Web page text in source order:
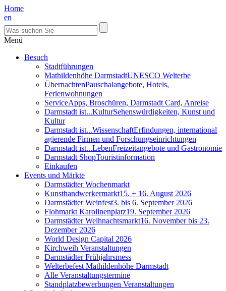
Home
en
Menü
Besuch
Stadtführungen
Mathildenhöhe DarmstadtUNESCO Welterbe
ÜbernachtenPauschalangebote, Hotels,
Ferienwohnungen
ServiceApps, Broschüren, Darmstadt Card, Anreise
Darmstadt ist...KulturSehenswürdigkeiten, Kunst und
Kultur
Darmstadt ist...WissenschaftErfindungen, international
agierende Firmen und Forschungseinrichtungen
Darmstadt ist...LebenFreizeitangebote und Gastronomie
Darmstadt ShopTouristinformation
Einkaufen
Events und Märkte
Darmstädter Wochenmarkt
Kunsthandwerkermarkt15. + 16. August 2026
Darmstädter Weinfest3. bis 6. September 2026
Flohmarkt Karolinenplatz19. September 2026
Darmstädter Weihnachtsmarkt16. November bis 23.
Dezember 2026
World Design Capital 2026
Kirchweih Veranstaltungen
Darmstädter Frühjahrsmess
Welterbefest Mathildenhöhe Darmstadt
Alle Veranstaltungstermine
Standplatzbewerbungen Veranstaltungen